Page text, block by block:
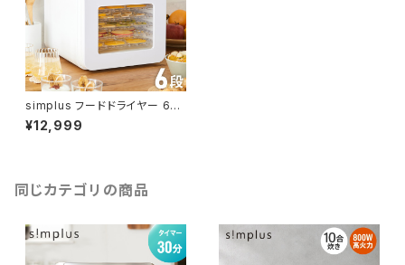
simplus フードドライヤー 6段
ディハイドレーター 食品乾燥 お
やつ ドライフード フルーツ 果物
¥12,999
同じカテゴリの商品